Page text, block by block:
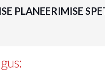
PLANEERIMISE